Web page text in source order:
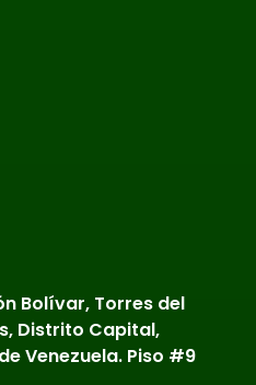
Bolívar, Torres del
Distrito Capital,
Venezuela. Piso #9